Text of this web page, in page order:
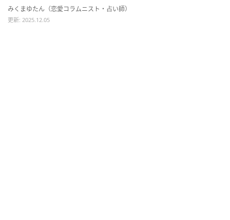
みくまゆたん（恋愛コラムニスト・占い師）
更新: 2025.12.05